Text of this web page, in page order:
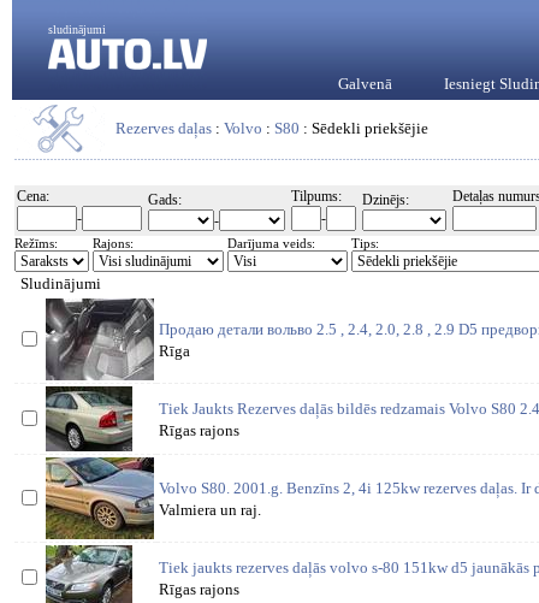
sludinājumi
Galvenā Iesniegt
Rezerves daļas : Volvo : S80 : Sēdekli priekšējie
Cena:
-
Gads:
-
Tilpums:
-
Dzinējs: Detaļas
Režīms: Rajons: Darījuma veids: Tips:
Sludinājumi
Продаю детали вольво 2.5 , 2.4, 2.0, 2.8 , 2.9 D5
Rīga
Tiek Jaukts Rezerves daļās bildēs redzamais Volvo S80
Rīgas rajons
Volvo S80. 2001.g. Benzīns 2, 4i 125kw rezerves daļas. Ir
Valmiera un raj.
Tiek jaukts rezerves daļās volvo s-80 151kw d5 jaunākās
Rīgas rajons